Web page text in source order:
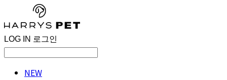
LOG IN 로그인
NEW